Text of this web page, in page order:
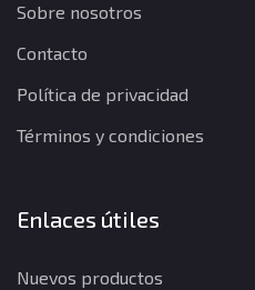
Sobre nosotros
Contacto
Política de privacidad
Términos y condiciones
Enlaces útiles
Nuevos productos